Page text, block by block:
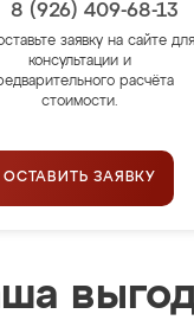
8 (926) 409-68-13
заявку на сайте для
консультации и
расчёта
стоимости.
ОСТАВИТЬ ЗАЯВКУ